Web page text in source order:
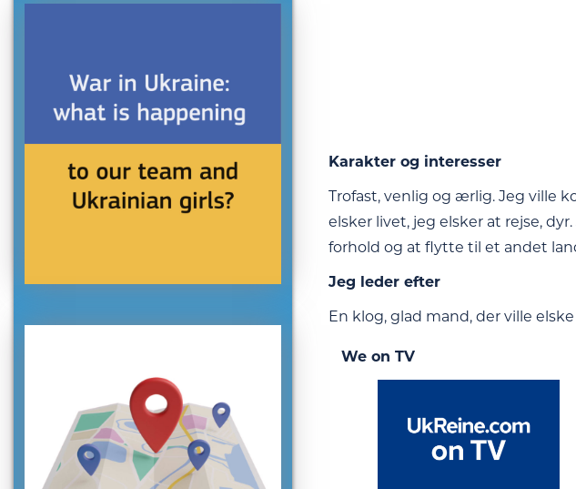
Karakter og interesser
Trofast, venlig og ærlig. Jeg ville
elsker livet, jeg elsker at rejse,
forhold og at flytte til et andet
Jeg leder efter
En klog, glad mand, der ville
We on TV